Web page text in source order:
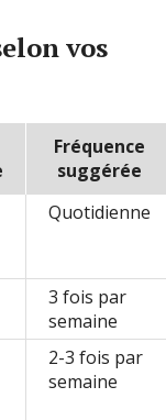
vos
Fréquence
suggérée
Quotidienne
3 fois par
semaine
2-3 fois par
semaine